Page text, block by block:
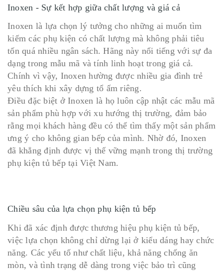
Inoxen - Sự kết hợp giữa chất lượng và giá cả
Inoxen là lựa chọn lý tưởng cho những ai muốn tìm
kiếm các phụ kiện có chất lượng mà không phải tiêu
tốn quá nhiều ngân sách. Hãng này nổi tiếng với sự đa
dạng trong mẫu mã và tính linh hoạt trong giá cả.
Chính vì vậy, Inoxen hường được nhiều gia đình trẻ
yêu thích khi xây dựng tổ ấm riêng.
Điều đặc biệt ở Inoxen là họ luôn cập nhật các mẫu mã
sản phẩm phù hợp với xu hướng thị trường, đảm bảo
rằng mọi khách hàng đều có thể tìm thấy một sản phẩm
ưng ý cho không gian bếp của mình. Nhờ đó, Inoxen
đã khẳng định được vị thế vững mạnh trong thị trường
phụ kiện tủ bếp tại Việt Nam.
Chiều sâu của lựa chọn phụ kiện tủ bếp
Khi đã xác định được thương hiệu phụ kiện tủ bếp,
việc lựa chọn không chỉ dừng lại ở kiểu dáng hay chức
năng. Các yếu tố như chất liệu, khả năng chống ăn
mòn, và tình trạng dễ dàng trong việc bảo trì cũng